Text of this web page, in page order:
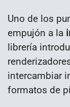
Uno de los
empujón a la
librería
intercambiar
formatos de